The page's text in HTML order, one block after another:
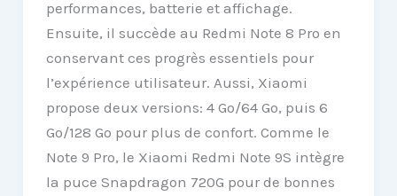
performances, batterie et affichage.
Ensuite, il succède au Redmi Note 8 Pro en
conservant ces progrès essentiels pour
l’expérience utilisateur. Aussi, Xiaomi
propose deux versions: 4 Go/64 Go, puis 6
Go/128 Go pour plus de confort. Comme le
Note 9 Pro, le Xiaomi Redmi Note 9S intègre
la puce Snapdragon 720G pour de bonnes